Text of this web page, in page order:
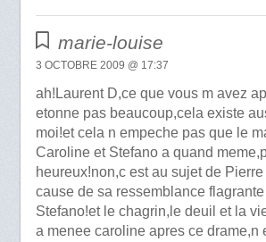
marie-louise
3 OCTOBRE 2009 @ 17:37
ah!Laurent D,ce que vous m avez
etonne pas beaucoup,cela existe
moi!et cela n empeche pas que le
Caroline et Stefano a quand
heureux!non,c est au sujet de
cause de sa ressemblance
Stefano!et le chagrin,le deuil et la
a menee caroline apres ce drame,n